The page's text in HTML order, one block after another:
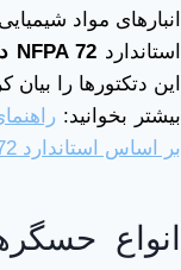
انبارهای مواد
استاندارد NFPA 72
این دتکتورها را
بیشتر بخوانید:
بر اساس استاندارد NFPA 72
انواع